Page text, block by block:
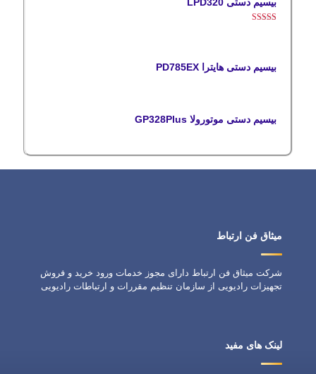
بیسیم دستی هایترا PD785EX
بیسیم دستی موتورولا GP328Plus
میثاق فن ارتباط
شرکت میثاق فن ارتباط دارای مجوز خدمات ورود خرید و فروش
تجهیزات رادیویی از سازمان تنظیم مقررات و ارتباطات رادیویی
لینک های مفید